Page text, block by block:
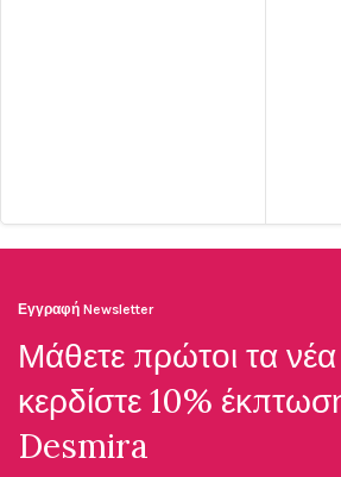
Εγγραφή Newsletter
Μάθετε πρώτοι τα
κερδίστε 10%
Desmira